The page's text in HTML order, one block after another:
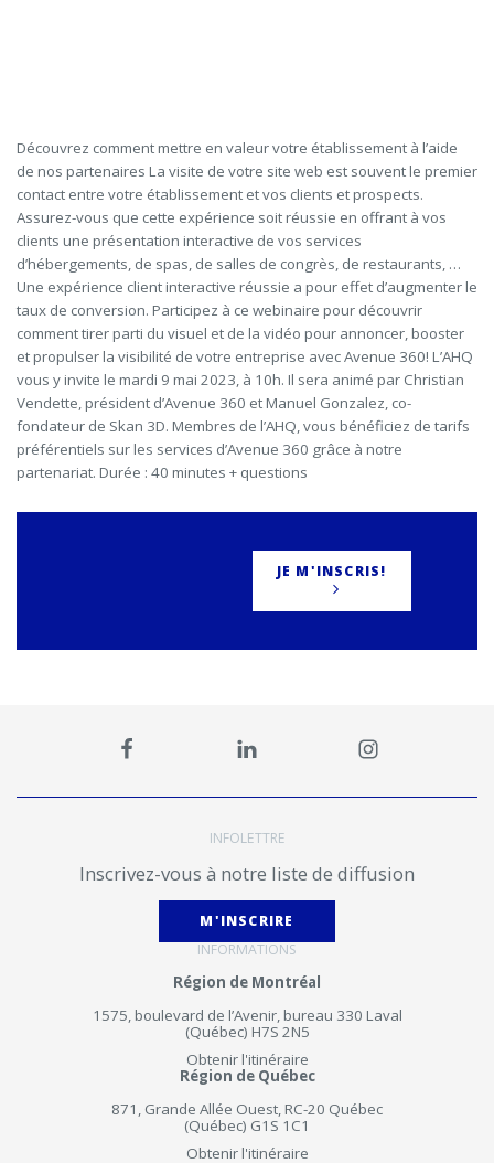
Découvrez comment mettre en valeur votre établissement à l’aide
de nos partenaires La visite de votre site web est souvent le premier
contact entre votre établissement et vos clients et prospects.
Assurez-vous que cette expérience soit réussie en offrant à vos
clients une présentation interactive de vos services
d’hébergements, de spas, de salles de congrès, de restaurants, …
Une expérience client interactive réussie a pour effet d’augmenter le
taux de conversion. Participez à ce webinaire pour découvrir
comment tirer parti du visuel et de la vidéo pour annoncer, booster
et propulser la visibilité de votre entreprise avec Avenue 360! L’AHQ
vous y invite le mardi 9 mai 2023, à 10h. Il sera animé par Christian
Vendette, président d’Avenue 360 et Manuel Gonzalez, co-
fondateur de Skan 3D. Membres de l’AHQ, vous bénéficiez de tarifs
préférentiels sur les services d’Avenue 360 grâce à notre
partenariat. Durée : 40 minutes + questions
JE M'INSCRIS!
INFOLETTRE
Inscrivez-vous à notre liste de diffusion
M'INSCRIRE
INFORMATIONS
Région de Montréal
1575, boulevard de l’Avenir, bureau 330 Laval
(Québec) H7S 2N5
Obtenir l'itinéraire
Région de Québec
871, Grande Allée Ouest, RC-20 Québec
(Québec) G1S 1C1
Obtenir l'itinéraire